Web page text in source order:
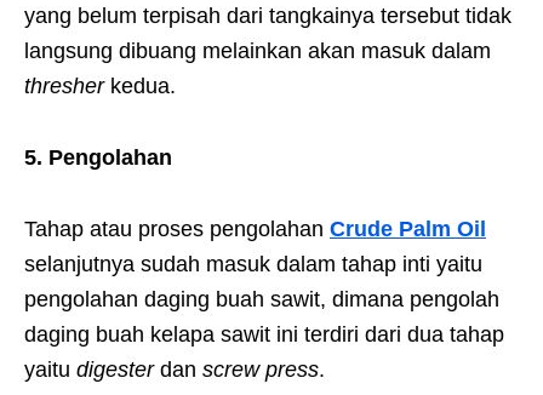
yang belum terpisah dari tangkainya tersebut tidak
langsung dibuang melainkan akan masuk dalam
thresherkedua.
5. Pengolahan
Tahap atau proses pengolahan Crude Palm Oil
selanjutnya sudah masuk dalam tahap inti yaitu
pengolahan daging buah sawit, dimana pengolah
daging buah kelapa sawit ini terdiri dari dua tahap
yaitu digesterdan screw press.